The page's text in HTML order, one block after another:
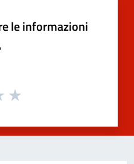
le informazioni